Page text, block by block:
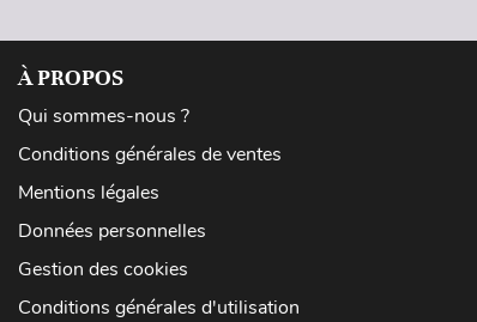
À PROPOS
Qui sommes-nous ?
Conditions générales de ventes
Mentions légales
Données personnelles
Gestion des cookies
Conditions générales d'utilisation